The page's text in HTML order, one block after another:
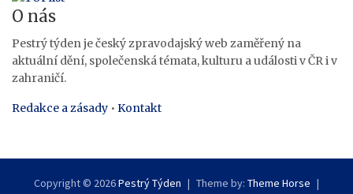
O nás
Pestrý týden je český zpravodajský web zaměřený na
aktuální dění, společenská témata, kulturu a události v ČR i v
zahraničí.
Redakce a zásady • Kontakt
Copyright © 2026Pestrý Týden Theme by: Theme Horse